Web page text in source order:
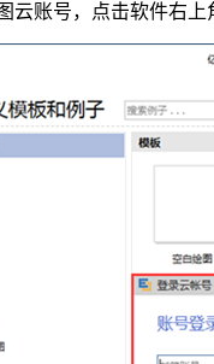
云账号，点击软件右上